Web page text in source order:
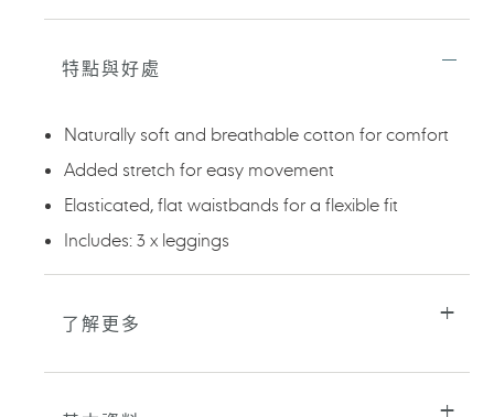
正
入
購
車
特點與好處
Naturally soft and breathable cotton for comfort
Added stretch for easy movement
Elasticated, flat waistbands for a flexible fit
Includes: 3 x leggings
了解更多